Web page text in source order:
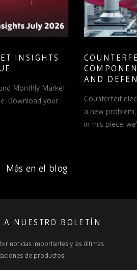
INSIGHTS
Monthly Market
Download your
AND
TO KNOW
Counterfeit
a new
in this piece,
Más en el blog
A NUESTRO BOLETÍN
noticias importantes y las últimas
de productos.